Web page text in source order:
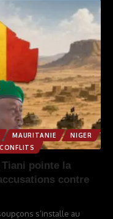
MAURITANIE
NIGER
pointe la
contre
s’installe au